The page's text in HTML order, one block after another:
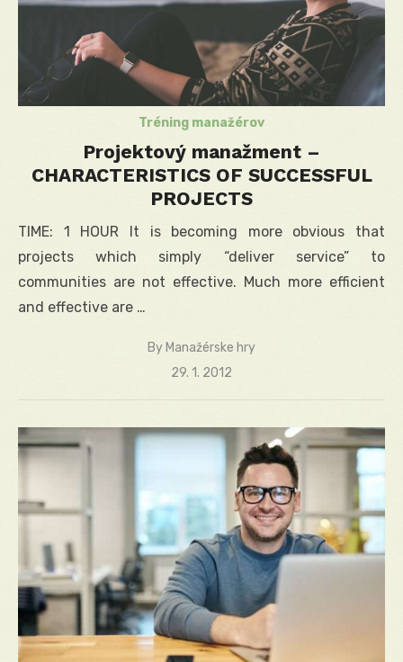
Tréning manažérov
Projektový manažment –
CHARACTERISTICS OF SUCCESSFUL
PROJECTS
TIME: 1 HOUR It is becoming more obvious that
projects which simply “deliver service” to
communities are not effective. Much more efficient
and effective are …
By Manažérske hry
Posted
29. 1. 2012